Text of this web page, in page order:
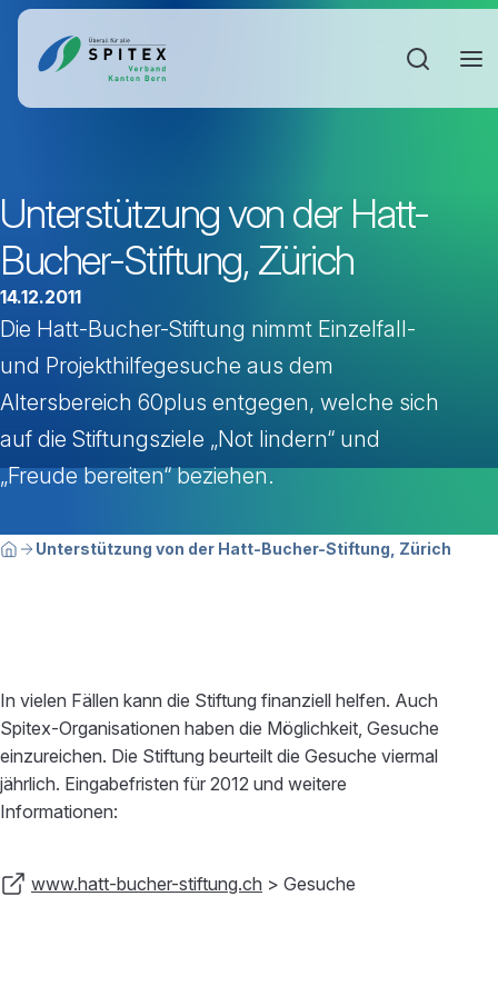
Unterstützung von der Hatt-
Bucher-Stiftung, Zürich
14.12.2011
Die Hatt-Bucher-Stiftung nimmt Einzelfall-
und Projekthilfegesuche aus dem
Altersbereich 60plus entgegen, welche sich
auf die Stiftungsziele „Not lindern“ und
„Freude bereiten“ beziehen.
Breadcrumbnavigation
Sie befinden sich hier:
HomeUnterstützung von der Hatt-Bucher-Stiftung, Zürich
In vielen Fällen kann die Stiftung finanziell helfen. Auch
Spitex-Organisationen haben die Möglichkeit, Gesuche
einzureichen. Die Stiftung beurteilt die Gesuche viermal
jährlich. Eingabefristen für 2012 und weitere
Informationen:
www.hatt-bucher-stiftung.ch > Gesuche